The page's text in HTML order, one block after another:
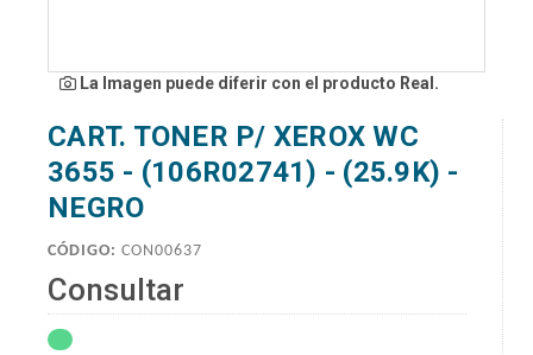
La Imagen puede diferir con el producto Real.
CART. TONER P/ XEROX WC
3655 - (106R02741) - (25.9K) -
NEGRO
CÓDIGO: CON00637
Consultar